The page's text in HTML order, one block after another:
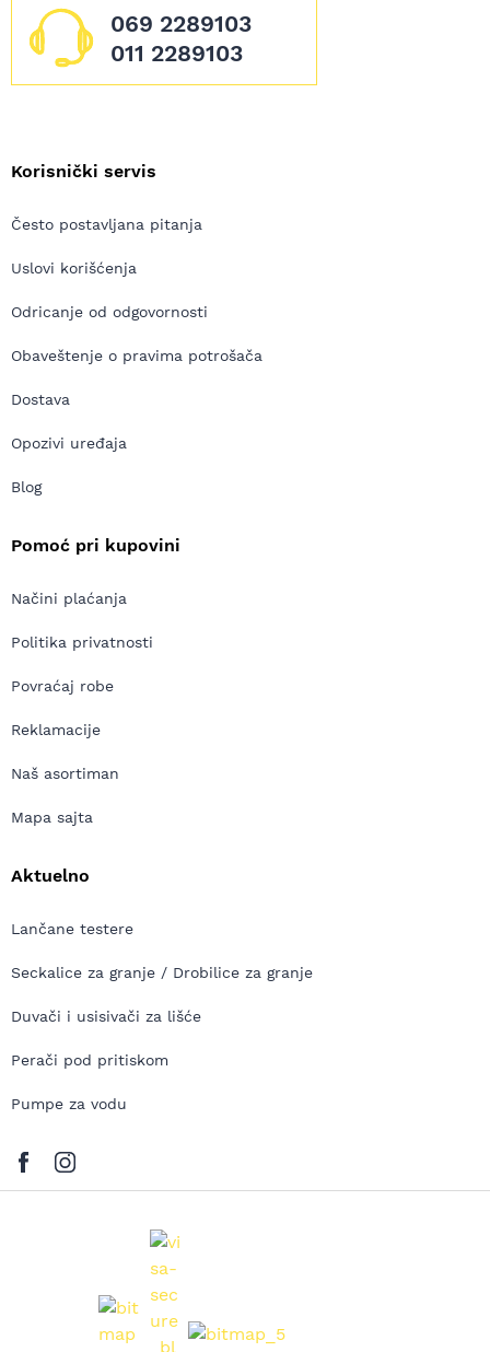
069 2289103
011 2289103
Korisnički servis
Često postavljana pitanja
Uslovi korišćenja
Odricanje od odgovornosti
Obaveštenje o pravima potrošača
Dostava
Opozivi uređaja
Blog
Pomoć pri kupovini
Načini plaćanja
Politika privatnosti
Povraćaj robe
Reklamacije
Naš asortiman
Mapa sajta
Aktuelno
Lančane testere
Seckalice za granje / Drobilice za granje
Duvači i usisivači za lišće
Perači pod pritiskom
Pumpe za vodu